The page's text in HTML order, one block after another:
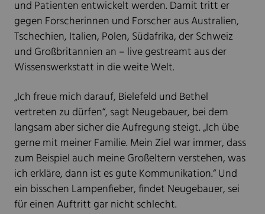
und Patienten entwickelt werden. Damit tritt er
gegen Forscherinnen und Forscher aus Australien,
Tschechien, Italien, Polen, Südafrika, der Schweiz
und Großbritannien an – live gestreamt aus der
Wissenswerkstatt in die weite Welt.
„Ich freue mich darauf, Bielefeld und Bethel
vertreten zu dürfen“, sagt Neugebauer, bei dem
langsam aber sicher die Aufregung steigt. „Ich übe
gerne mit meiner Familie. Mein Ziel war immer, dass
zum Beispiel auch meine Großeltern verstehen, was
ich erkläre, dann ist es gute Kommunikation.“ Und
ein bisschen Lampenfieber, findet Neugebauer, sei
für einen Auftritt gar nicht schlecht.